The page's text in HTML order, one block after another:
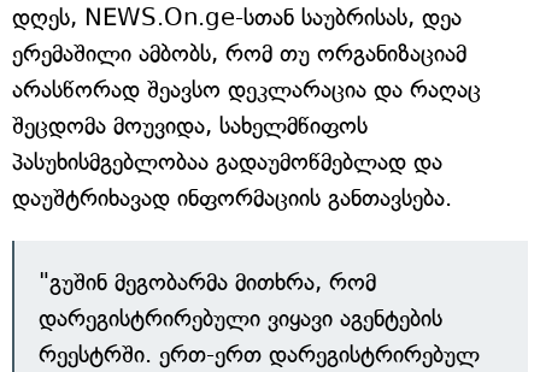
დღეს, NEWS.On.ge-სთან საუბრისას, დეა
ერემაშილი ამბობს, რომ თუ ორგანიზაციამ
არასწორად შეავსო დეკლარაცია და რაღაც
შეცდომა მოუვიდა, სახელმწიფოს
პასუხისმგებლობაა გადაუმოწმებლად და
დაუშტრიხავად ინფორმაციის განთავსება.
"გუშინ მეგობარმა მითხრა, რომ
დარეგისტრირებული ვიყავი აგენტების
რეესტრში. ერთ-ერთ დარეგისტრირებულ